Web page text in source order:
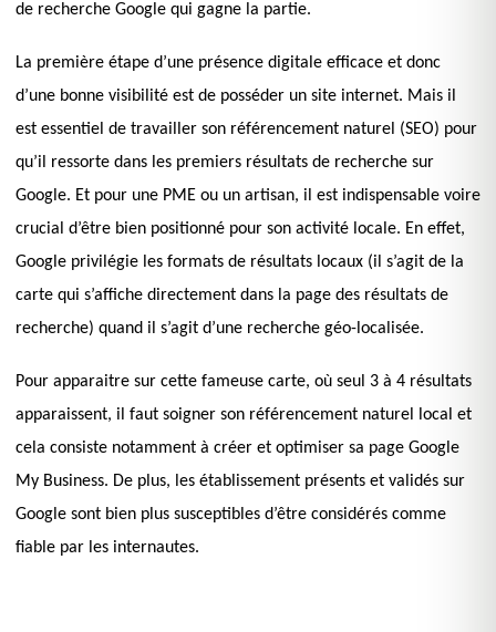
de recherche Google qui gagne la partie.
La première étape d’une présence digitale efficace et donc
d’une bonne visibilité est de posséder un site internet. Mais il
est essentiel de travailler son référencement naturel (SEO) pour
qu’il ressorte dans les premiers résultats de recherche sur
Google. Et pour une PME ou un artisan, il est indispensable voire
crucial d’être bien positionné pour son activité locale. En effet,
Google privilégie les formats de résultats locaux (il s’agit de la
carte qui s’affiche directement dans la page des résultats de
recherche) quand il s’agit d’une recherche géo-localisée.
Pour apparaitre sur cette fameuse carte, où seul 3 à 4 résultats
apparaissent, il faut soigner son référencement naturel local et
cela consiste notamment à créer et optimiser sa page Google
My Business. De plus, les établissement présents et validés sur
Google sont bien plus susceptibles d’être considérés comme
fiable par les internautes.